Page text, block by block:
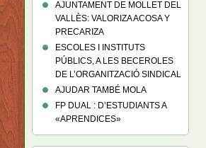
AJUNTAMENT DE MOLLET DEL
VALLÈS: VALORIZA ACOSA Y
PRECARIZA
ESCOLES I INSTITUTS
PÚBLICS, A LES BECEROLES
DE L’ORGANITZACIÓ SINDICAL
AJUDAR TAMBÉ MOLA
FP DUAL : D’ESTUDIANTS A
«APRENDICES»